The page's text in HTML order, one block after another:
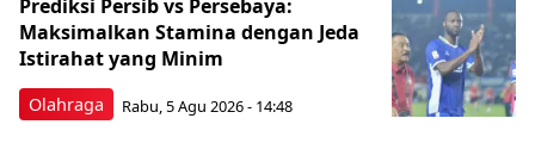
Olahraga
Prediksi Persib vs Persebaya:
Maksimalkan Stamina dengan Jeda
Istirahat yang Minim
Rabu, 5 Agu 2026 - 14:48